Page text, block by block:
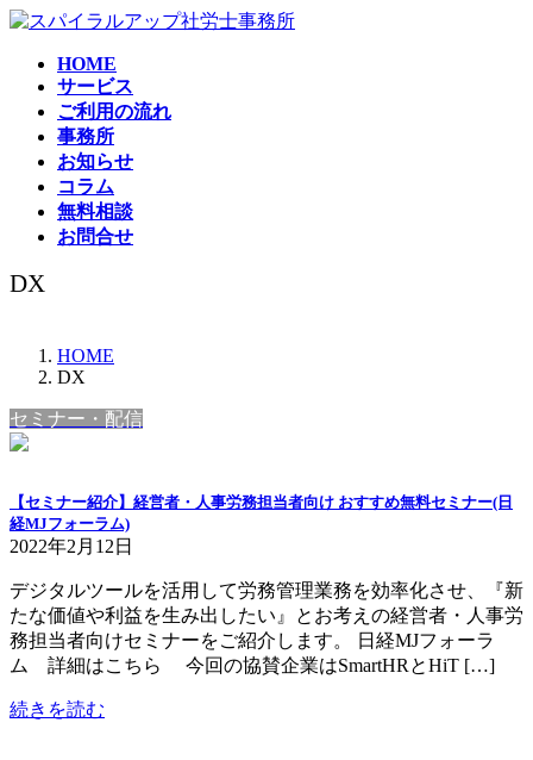
コ
ナ
HOME
サービス
ご利用の流れ
事務所
お知らせ
コラム
無料相談
お問合せ
DX
HOME
DX
セミナー・配信
【セミナー紹介】経営者・人事労務担当者向け おすすめ無料セミナー(日
経MJフォーラム)
2022年2月12日
デジタルツールを活用して労務管理業務を効率化させ、『新
たな価値や利益を生み出したい』とお考えの経営者・人事労
務担当者向けセミナーをご紹介します。 日経MJフォーラ
ム 詳細はこちら 今回の協賛企業はSmartHRとHiT […]
続きを読む